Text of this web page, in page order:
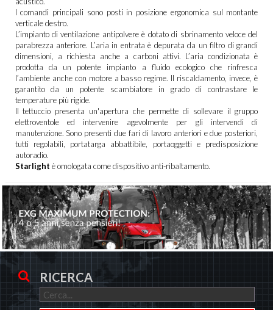
I comandi principali sono posti in posizione ergonomica sul montante
verticale destro.
L’impianto di ventilazione antipolvere è dotato di sbrinamento veloce del
parabrezza anteriore. L’aria in entrata è depurata da un filtro di grandi
dimensioni, a richiesta anche a carboni attivi. L’aria condizionata è
prodotta da un potente impianto a fluido ecologico che rinfresca
l’ambiente anche con motore a basso regime. Il riscaldamento, invece, è
garantito da un potente scambiatore in grado di contrastare le
temperature più rigide.
Il tettuccio presenta un'apertura che permette di sollevare il gruppo
elettroventole ed intervenire agevolmente per gli intervendi di
manutenzione. Sono presenti due fari di lavoro anteriori e due posteriori,
tutti regolabili, portatarga abbattibile, portaoggetti e predisposizione
autoradio.
Starlight è omologata come dispositivo anti-ribaltamento.
RICERCA